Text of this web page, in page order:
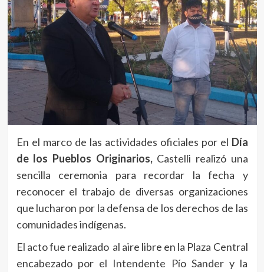
En el marco de las actividades oficiales por el Día
de los Pueblos Originarios,Castelli realizó una
sencilla ceremonia para recordar la fecha y
reconocer el trabajo de diversas organizaciones
que lucharon por la defensa de los derechos de las
comunidades indígenas.
El acto fue realizado al aire libre en la Plaza Central
encabezado por el Intendente Pío Sander y la